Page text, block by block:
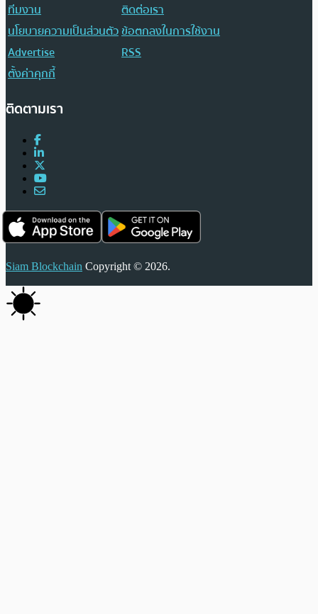
ทีมงาน
ติดต่อเรา
นโยบายความเป็นส่วนตัวข้อตกลงในการใช้งาน
Advertise
RSS
ตั้งค่าคุกกี้
ติดตามเรา
Siam Blockchain Copyright © 2026.